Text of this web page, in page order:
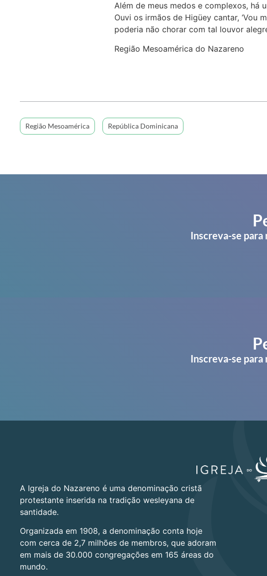
Além de meus medos e complexos, há
Ouvi os irmãos de Higüey cantar, ‘Vou
poderia não chorar com tal louvor
Região Mesoamérica do Nazareno
Região Mesoamérica República Dominicana
Inscreva-se para
Inscreva-se para
A Igreja do Nazareno é uma denominação cristã
protestante inserida na tradição wesleyana de
santidade.
Organizada em 1908, a denominação conta hoje
com cerca de 2,7 milhões de membros, que adoram
em mais de 30.000 congregações em 165 áreas do
mundo.